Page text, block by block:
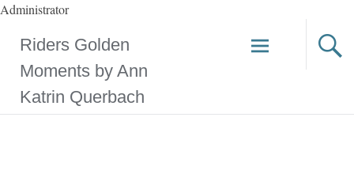
Administrator
Riders Golden
Moments by Ann
Katrin Querbach